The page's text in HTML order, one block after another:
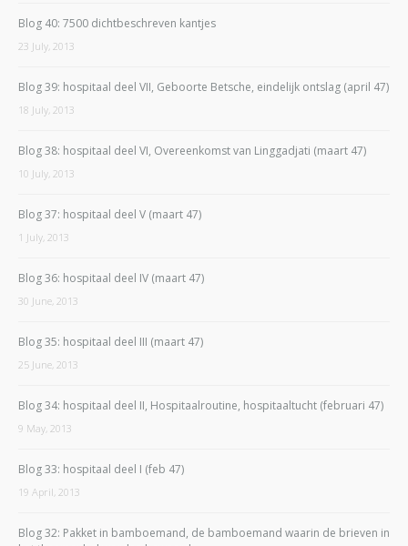
Blog 40: 7500 dichtbeschreven kantjes
23 July, 2013
Blog 39: hospitaal deel VII, Geboorte Betsche, eindelijk ontslag (april 47)
18 July, 2013
Blog 38: hospitaal deel VI, Overeenkomst van Linggadjati (maart 47)
10 July, 2013
Blog 37: hospitaal deel V (maart 47)
1 July, 2013
Blog 36: hospitaal deel IV (maart 47)
30 June, 2013
Blog 35: hospitaal deel III (maart 47)
25 June, 2013
Blog 34: hospitaal deel II, Hospitaalroutine, hospitaaltucht (februari 47)
9 May, 2013
Blog 33: hospitaal deel I (feb 47)
19 April, 2013
Blog 32: Pakket in bamboemand, de bamboemand waarin de brieven in